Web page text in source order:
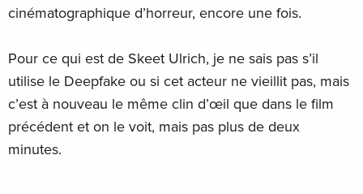
cinématographique d’horreur, encore une fois.
Pour ce qui est de Skeet Ulrich, je ne sais pas s’il
utilise le Deepfake ou si cet acteur ne vieillit pas, mais
c’est à nouveau le même clin d’œil que dans le film
précédent et on le voit, mais pas plus de deux
minutes.